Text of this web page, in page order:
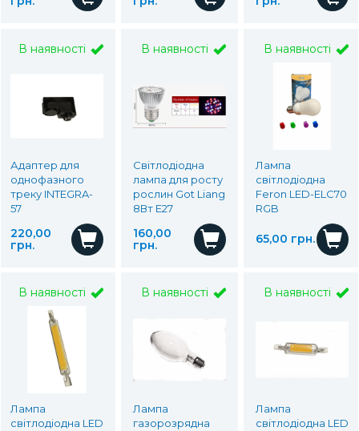
В наявності
Адаптер для
однофазного
треку INTEGRA-
57
220,00
грн.
В наявності
Світлодіодна
лампа для росту
рослин Got Liang
8Вт Е27
160,00
грн.
В наявності
Лампа
світлодіодна
Feron LED-ELC70
RGB
65,00 грн.
В наявності
Лампа
світлодіодна LED
В наявності
Лампа
газорозрядна
В наявності
Лампа
світлодіодна LED